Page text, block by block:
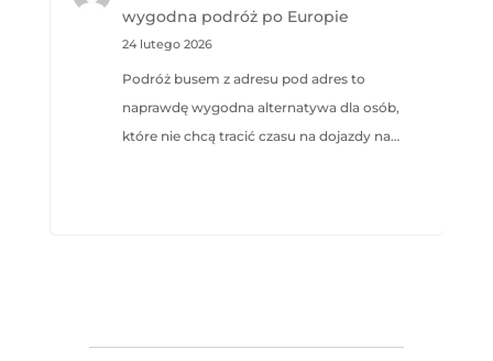
wygodna podróż po Europie
24 lutego 2026
Podróż busem z adresu pod adres to
naprawdę wygodna alternatywa dla osób,
które nie chcą tracić czasu na dojazdy na…